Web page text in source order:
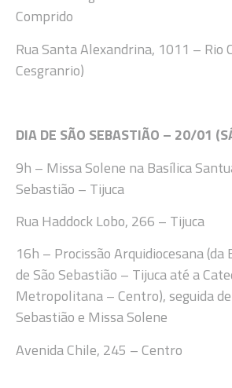
Comprido
Rua Santa Alexandrina, 1011 – Rio
Cesgranrio)
DIA DE SÃO SEBASTIÃO – 20/01
9h – Missa Solene na Basílica
Sebastião – Tijuca
Rua Haddock Lobo, 266 – Tijuca
16h – Procissão Arquidiocesana
de São Sebastião – Tijucaaté a
Metropolitana– Centro), seguida de
Sebastião e Missa Solene
Avenida Chile, 245 –Centro